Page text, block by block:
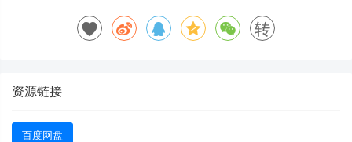
转
资源链接
百度网盘